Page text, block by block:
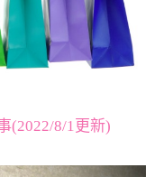
(2022/8/1更新)